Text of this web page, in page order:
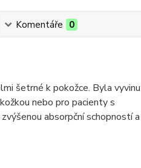
Komentáře 0
šetrné k pokožce. Byla
nebo pro pacienty s
absorpční schopností